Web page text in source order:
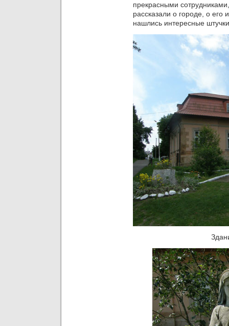
прекрасными
рассказали о городе, о
нашлись интересные